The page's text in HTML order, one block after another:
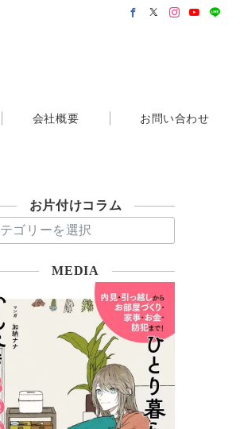
会社概要 お問い合わせ
お片付けコラム
MEDIA